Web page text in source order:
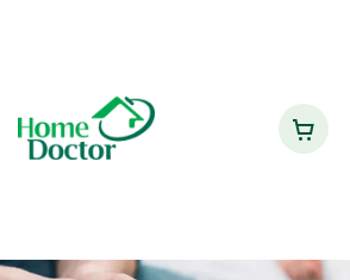
Paciente apresenta rápida